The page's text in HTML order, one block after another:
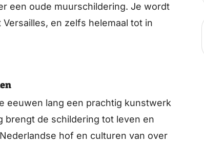
een oude muurschildering. Je wordt
en zelfs helemaal tot in
eeuwen lang een prachtig kunstwerk
brengt de schildering tot leven en
hof en culturen van over